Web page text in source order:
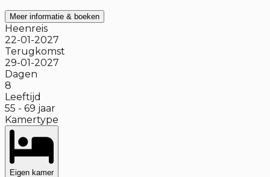
Meer informatie & boeken
Heenreis
22-01-2027
Terugkomst
29-01-2027
Dagen
8
Leeftijd
55 - 69 jaar
Kamertype
Eigen kamer